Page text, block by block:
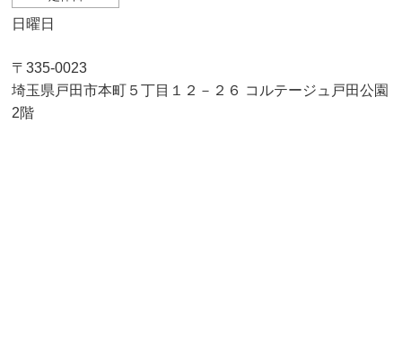
日曜日
〒335-0023
埼玉県戸田市本町５丁目１２－２６ コルテージュ戸田公園
2階